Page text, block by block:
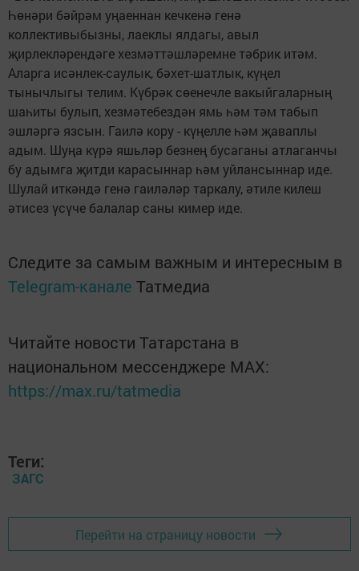
Һөнәри бәйрәм уңаеннан кечкенә генә
коллективыбызны, лаеклы ялдагы, авыл
җирлекләрендәге хезмәттәшләремне тәбрик итәм.
Аларга исәнлек-саулык, бәхет-шатлык, күңел
тынычлыгы телим. Күбрәк сөенечле вакыйгаларның
шаһиты булып, хезмәтебездән ямь һәм тәм табып
эшләргә язсын. Гаилә кору - күңелле һәм җаваплы
адым. Шуңа күрә яшьләр безнең бусаганы атлаганчы
бу адымга җитди карасыннар һәм уйлансыннар иде.
Шулай иткәндә генә гаиләләр таркалу, әтиле килеш
әтисез үсүче балалар саны кимер иде.
Следите за самым важным и интересным в
Telegram-канале Татмедиа
Читайте новости Татарстана в
национальном мессенджере MАХ:
https://max.ru/tatmedia
Теги:
ЗАГС
Перейти на страницу новости